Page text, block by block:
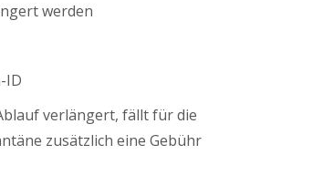
werden
ID
verlängert, fällt für die
zusätzlich eine Gebühr